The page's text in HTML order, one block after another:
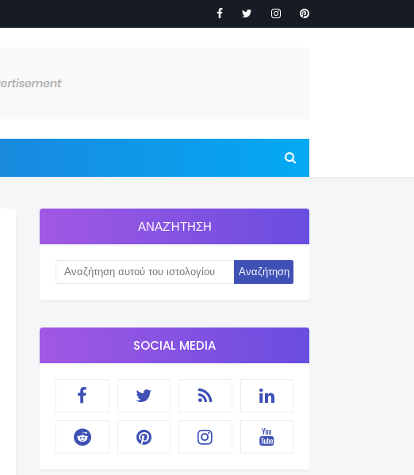
ΑΝΑΖΉΤΗΣΗ
SOCIAL MEDIA